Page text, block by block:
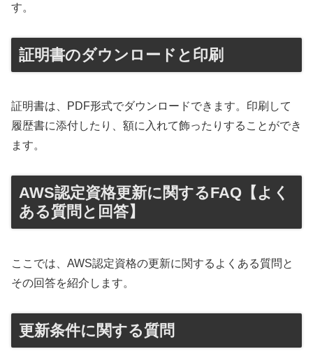
す。
証明書のダウンロードと印刷
証明書は、PDF形式でダウンロードできます。印刷して
履歴書に添付したり、額に入れて飾ったりすることができ
ます。
AWS認定資格更新に関するFAQ【よく
ある質問と回答】
ここでは、AWS認定資格の更新に関するよくある質問と
その回答を紹介します。
更新条件に関する質問